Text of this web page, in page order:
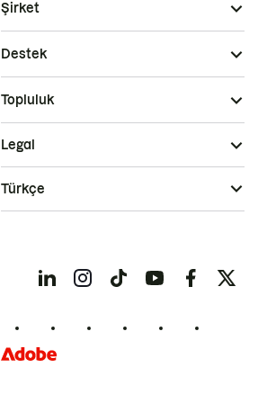
Şirket
Destek
Topluluk
Legal
Türkçe